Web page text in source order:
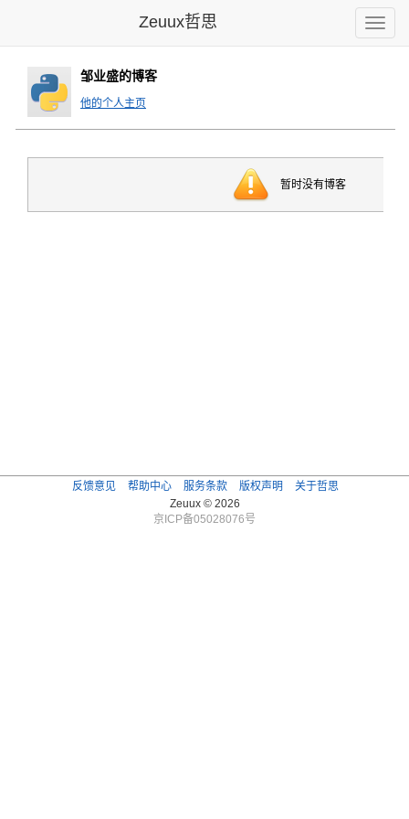
Toggle
Zeuux哲思
邹业盛的博客
他的个人主页
暂时没有博客
反馈意见 帮助中心 服务条款 版权声明
关于哲思
Zeuux © 2026
京ICP备05028076号